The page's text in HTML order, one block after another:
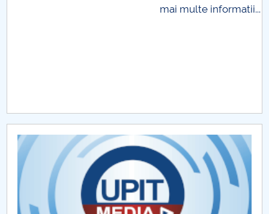
mai multe informatii...